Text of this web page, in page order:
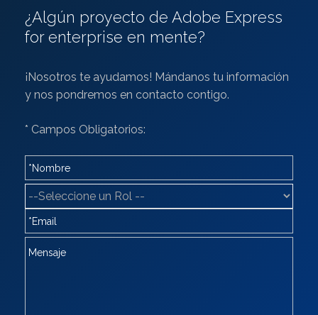
¿Algún proyecto de Adobe Express
for enterprise en mente?
¡Nosotros te ayudamos! Mándanos tu información
y nos pondremos en contacto contigo.
* Campos Obligatorios: